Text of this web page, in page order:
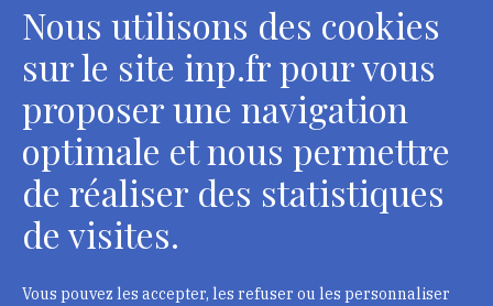
2 rue Vivienne - 75002 Paris
Tél. : + 33 1 44 41 16 41
Contacts
Département des restaurateurs
124 rue Henri Barbusse - 93300 Aubervilliers
Nous utilisons des cookies
sur le site inp.fr pour vous
proposer une navigation
optimale et nous permettre
de réaliser des statistiques
de visites.
Vous pouvez les accepter, les refuser ou les personnaliser